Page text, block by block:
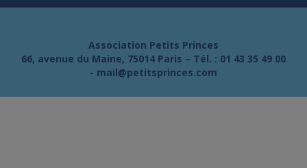
Association Petits Princes
66, avenue du Maine, 75014 Paris – Tél. : 01 43 35 49 00
- mail@petitsprinces.com